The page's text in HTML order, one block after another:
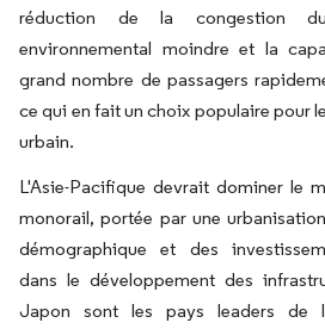
réduction de la congestion
environnemental moindre et la
grand nombre de passagers
ce qui en fait un choix populaire pour
urbain.
L'Asie-Pacifique devrait dominer le
monorail, portée par une
démographique et des
dans le développement des
Japon sont les pays leaders de